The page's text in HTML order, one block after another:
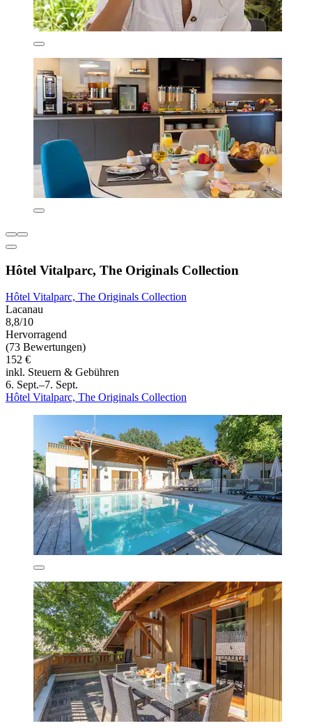
Hôtel Vitalparc, The Originals Collection
Hôtel Vitalparc, The Originals Collection
Lacanau
8,8/10
Hervorragend
(73 Bewertungen)
152 €
inkl. Steuern & Gebühren
6. Sept.–7. Sept.
Hôtel Vitalparc, The Originals Collection